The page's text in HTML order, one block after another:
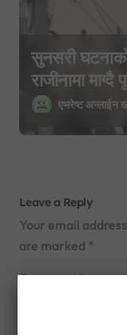
सुनसरी घटनाको
राजीनामा माग्दै
एभरेष्ट अन्लाईन
Leave a Reply
Your email
are marked *
Comment*